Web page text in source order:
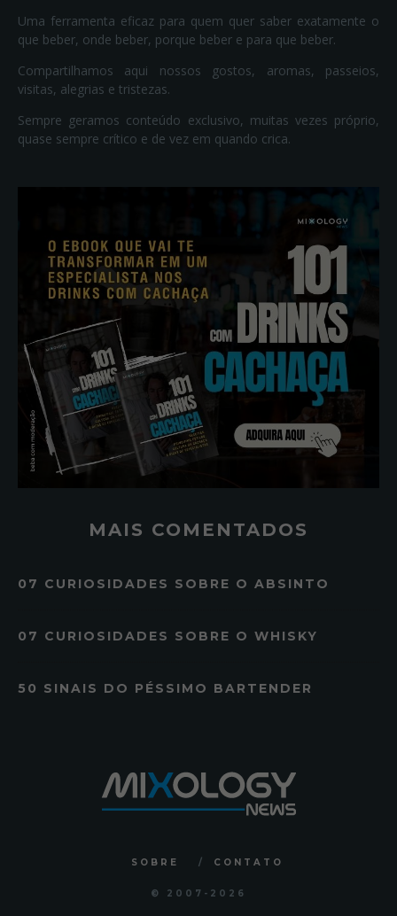
Uma ferramenta eficaz para quem quer saber exatamente o
que beber, onde beber, porque beber e para que beber.
Compartilhamos aqui nossos gostos, aromas, passeios,
visitas, alegrias e tristezas.
Sempre geramos conteúdo exclusivo, muitas vezes próprio,
quase sempre crítico e de vez em quando crica.
MAIS COMENTADOS
07 CURIOSIDADES SOBRE O ABSINTO
07 CURIOSIDADES SOBRE O WHISKY
50 SINAIS DO PÉSSIMO BARTENDER
SOBRE CONTATO
© 2007 -2026